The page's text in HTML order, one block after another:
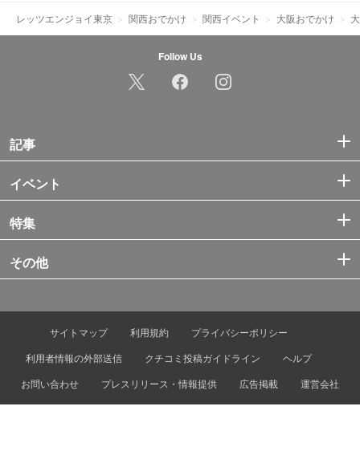
レッツエンジョイ東京 関西おでかけ 関西イベント 大阪おでかけ
Follow Us
記事
イベント
特集
その他
サイトマップ 利用規約
プライバシーポリシー
利用者情報の外部送信
クチコミ投稿ガイドライン
ヘルプ
お問い合わせ
プレスリリース・情報提供 広告掲載 運営会社